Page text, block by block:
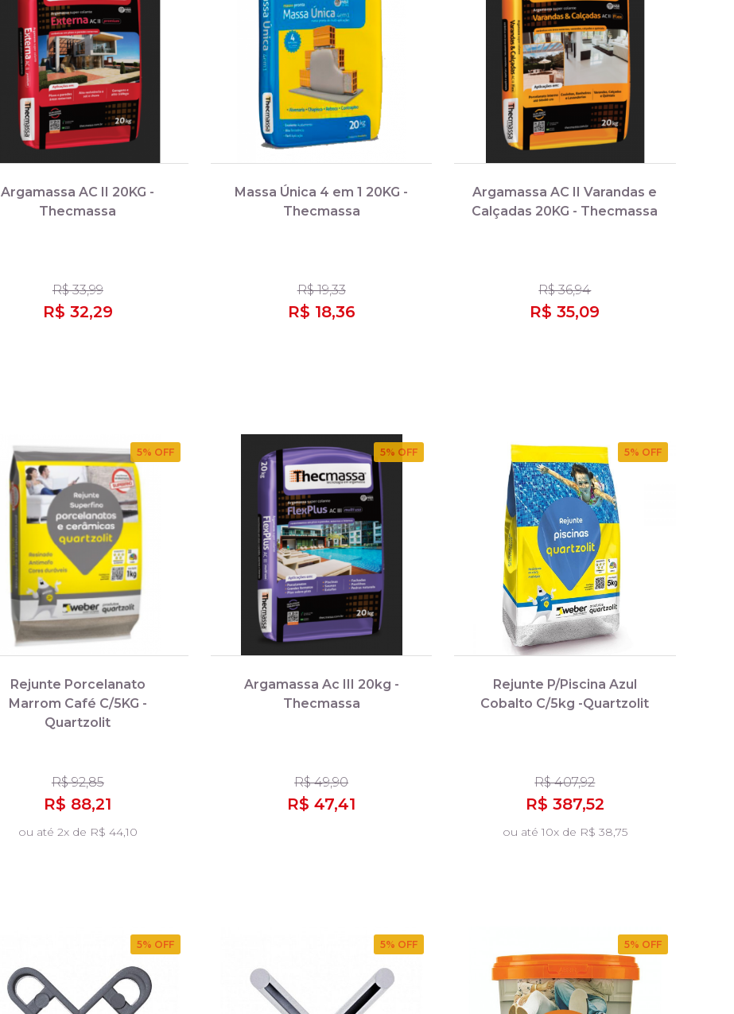
Argamassa AC II 20KG -
Thecmassa
R$ 33,99
R$ 32,29
Massa Única 4 em 1 20KG -
Thecmassa
R$ 19,33
R$ 18,36
Argamassa AC II Varandas e
Calçadas 20KG - Thecmassa
R$ 36,94
R$ 35,09
5% OFF
Rejunte Porcelanato
Marrom Café C/5KG -
Quartzolit
R$ 92,85
R$ 88,21
ou até 2x de R$ 44,10
5% OFF
Argamassa Ac III 20kg -
Thecmassa
R$ 49,90
R$ 47,41
5% OFF
Rejunte P/Piscina Azul
Cobalto C/5kg -Quartzolit
R$ 407,92
R$ 387,52
ou até 10x de R$ 38,75
5% OFF 5% OFF 5% OFF